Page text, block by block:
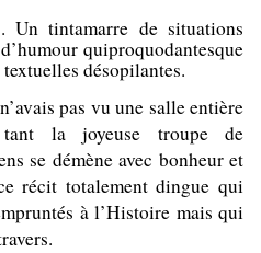
Un tintamarre de situations
quiproquodantesque
désopilantes.
pas vu une salle entière
la joyeuse troupe de
se démène avec bonheur et
récit totalement dingue qui
à l’Histoire mais qui